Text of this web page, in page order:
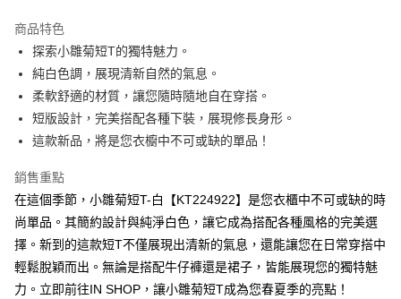
Apple Pay
街口支付
Google Pay
大哥付你分期
相關說明
1.本服務由台灣大哥大提供，台灣大哥大用戶可立即使用無須另外申請。
2.付款方式選擇「大哥付你分期」，訂單成立後會自動跳轉到大哥付的交易
流程，驗證手機門號後，選擇欲分期的期數、繳款截止日，確認付款後即完
成交易。
3.實際核准額度、可分期數及費用金額請依後續交易確認頁面所載為準。
4.訂單成立30分鐘內，如未前往確認交易或遇審核未通過，訂單將自動取
AFTEE先享後付
相關說明
【關於「AFTEE先享後付」】
AFTEE先享後付是「在收到商品之後才付款」的支付方式。 讓您購物簡單
便利好安心！
１．簡單：不需註冊會員、不需綁卡、不需儲值。
商品特色
探索小雛菊短T的獨特魅力。
純白色調，展現清新自然的氣息。
柔軟舒適的材質，讓您隨時隨地自在穿搭。
短版設計，完美搭配各種下裝，展現修長身形。
這款新品，將是您衣櫥中不可或缺的單品！
銷售重點
在這個季節，小雛菊短T-白【KT224922】是您衣櫃中不可或缺的時
尚單品。其簡約設計與純淨白色，讓它成為搭配各種風格的完美選
擇。新到的這款短T不僅展現出清新的氣息，還能讓您在日常穿搭中
輕鬆脫穎而出。無論是搭配牛仔褲還是裙子，皆能展現您的獨特魅
力。立即前往IN SHOP，讓小雛菊短T成為您春夏季的亮點！